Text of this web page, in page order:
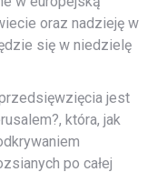
oraz nadzieję w
się w niedzielę
jest
która, jak
po całej